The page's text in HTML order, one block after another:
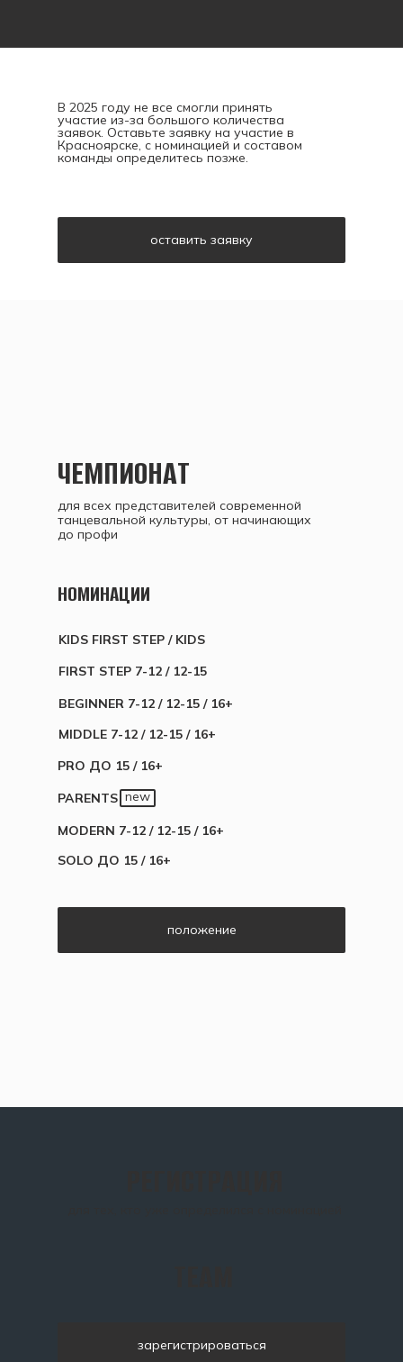
В 2025 году не все смогли принять
участие из-за большого количества
заявок. Оставьте заявку на участие в
Красноярске, с номинацией и составом
команды определитесь позже.
полную
оставить заявку
НОМИНАЦИИ
KIDS FIRST STEP / KIDS
MIDDLE 7-12 / 12-15 / 16+
PRO ДО 15 / 16+
PARENTS
FIRST STEP 7-12 / 12-15
MODERN 7-12 / 12-15 / 16+
SOLO ДО 15 / 16+
BEGINNER 7-12 / 12-15 / 16+
ЧЕМПИОНАТ
для всех представителей современной
танцевальной культуры, от начинающих
до профи
положение
new
зарегистрироваться